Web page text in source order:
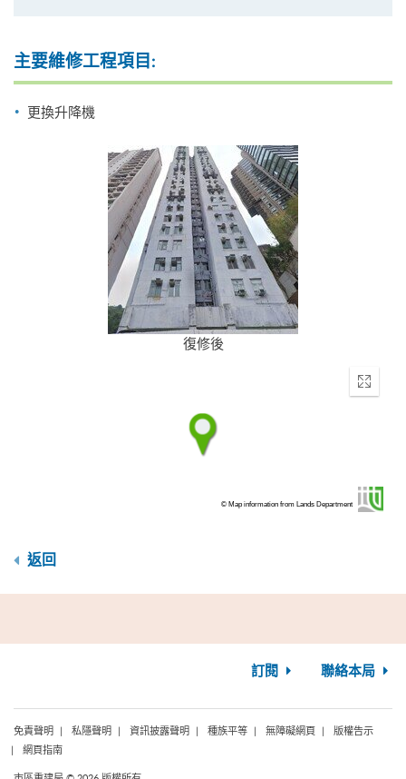
主要維修工程項目:
更換升降機
復修後
Enter
© Map information from Lands Department
返回
訂閱 聯絡本局
免責聲明 私隱聲明 資訊披露聲明 種族平等 無障礙網頁
版權告示
網頁指南